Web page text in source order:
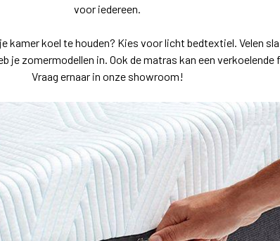
voor iedereen.
kamer koel te houden? Kies voor licht bedtextiel. Velen
je zomermodellen in. Ook de matras kan een verkoelende
Vraag ernaar in onze showroom!